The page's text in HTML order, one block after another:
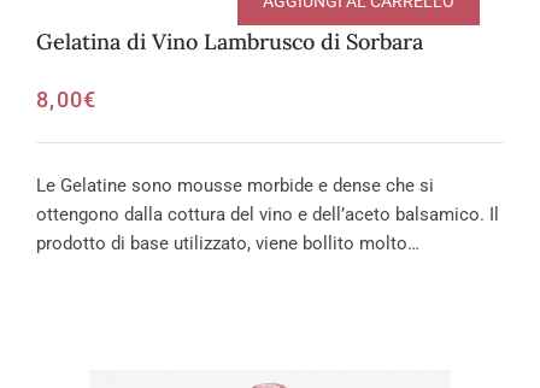
Gelatina di Vino Lambrusco di Sorbara
8,00€
Le Gelatine sono mousse morbide e dense che si
ottengono dalla cottura del vino e dell’aceto balsamico. Il
prodotto di base utilizzato, viene bollito molto…